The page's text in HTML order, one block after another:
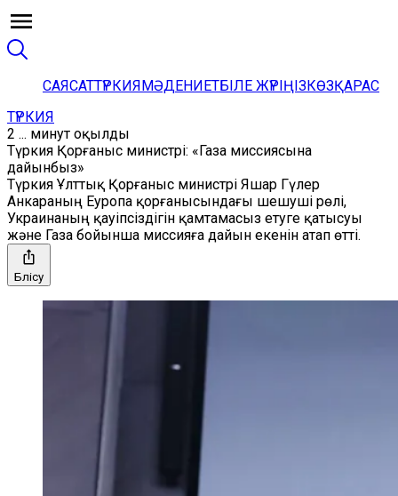
САЯСАТТҮРКИЯМӘДЕНИЕТБІЛЕ ЖҮРІҢІЗКӨЗҚАРАС
ТҮРКИЯ
2 ... минут оқылды
Түркия Қорғаныс министрі: «Газа миссиясына
дайынбыз»
Түркия Ұлттық Қорғаныс министрі Яшар Гүлер
Анкараның Еуропа қорғанысындағы шешуші рөлі,
Украинаның қауіпсіздігін қамтамасыз етуге қатысуы
және Газа бойынша миссияға дайын екенін атап өтті.
Бөлісу